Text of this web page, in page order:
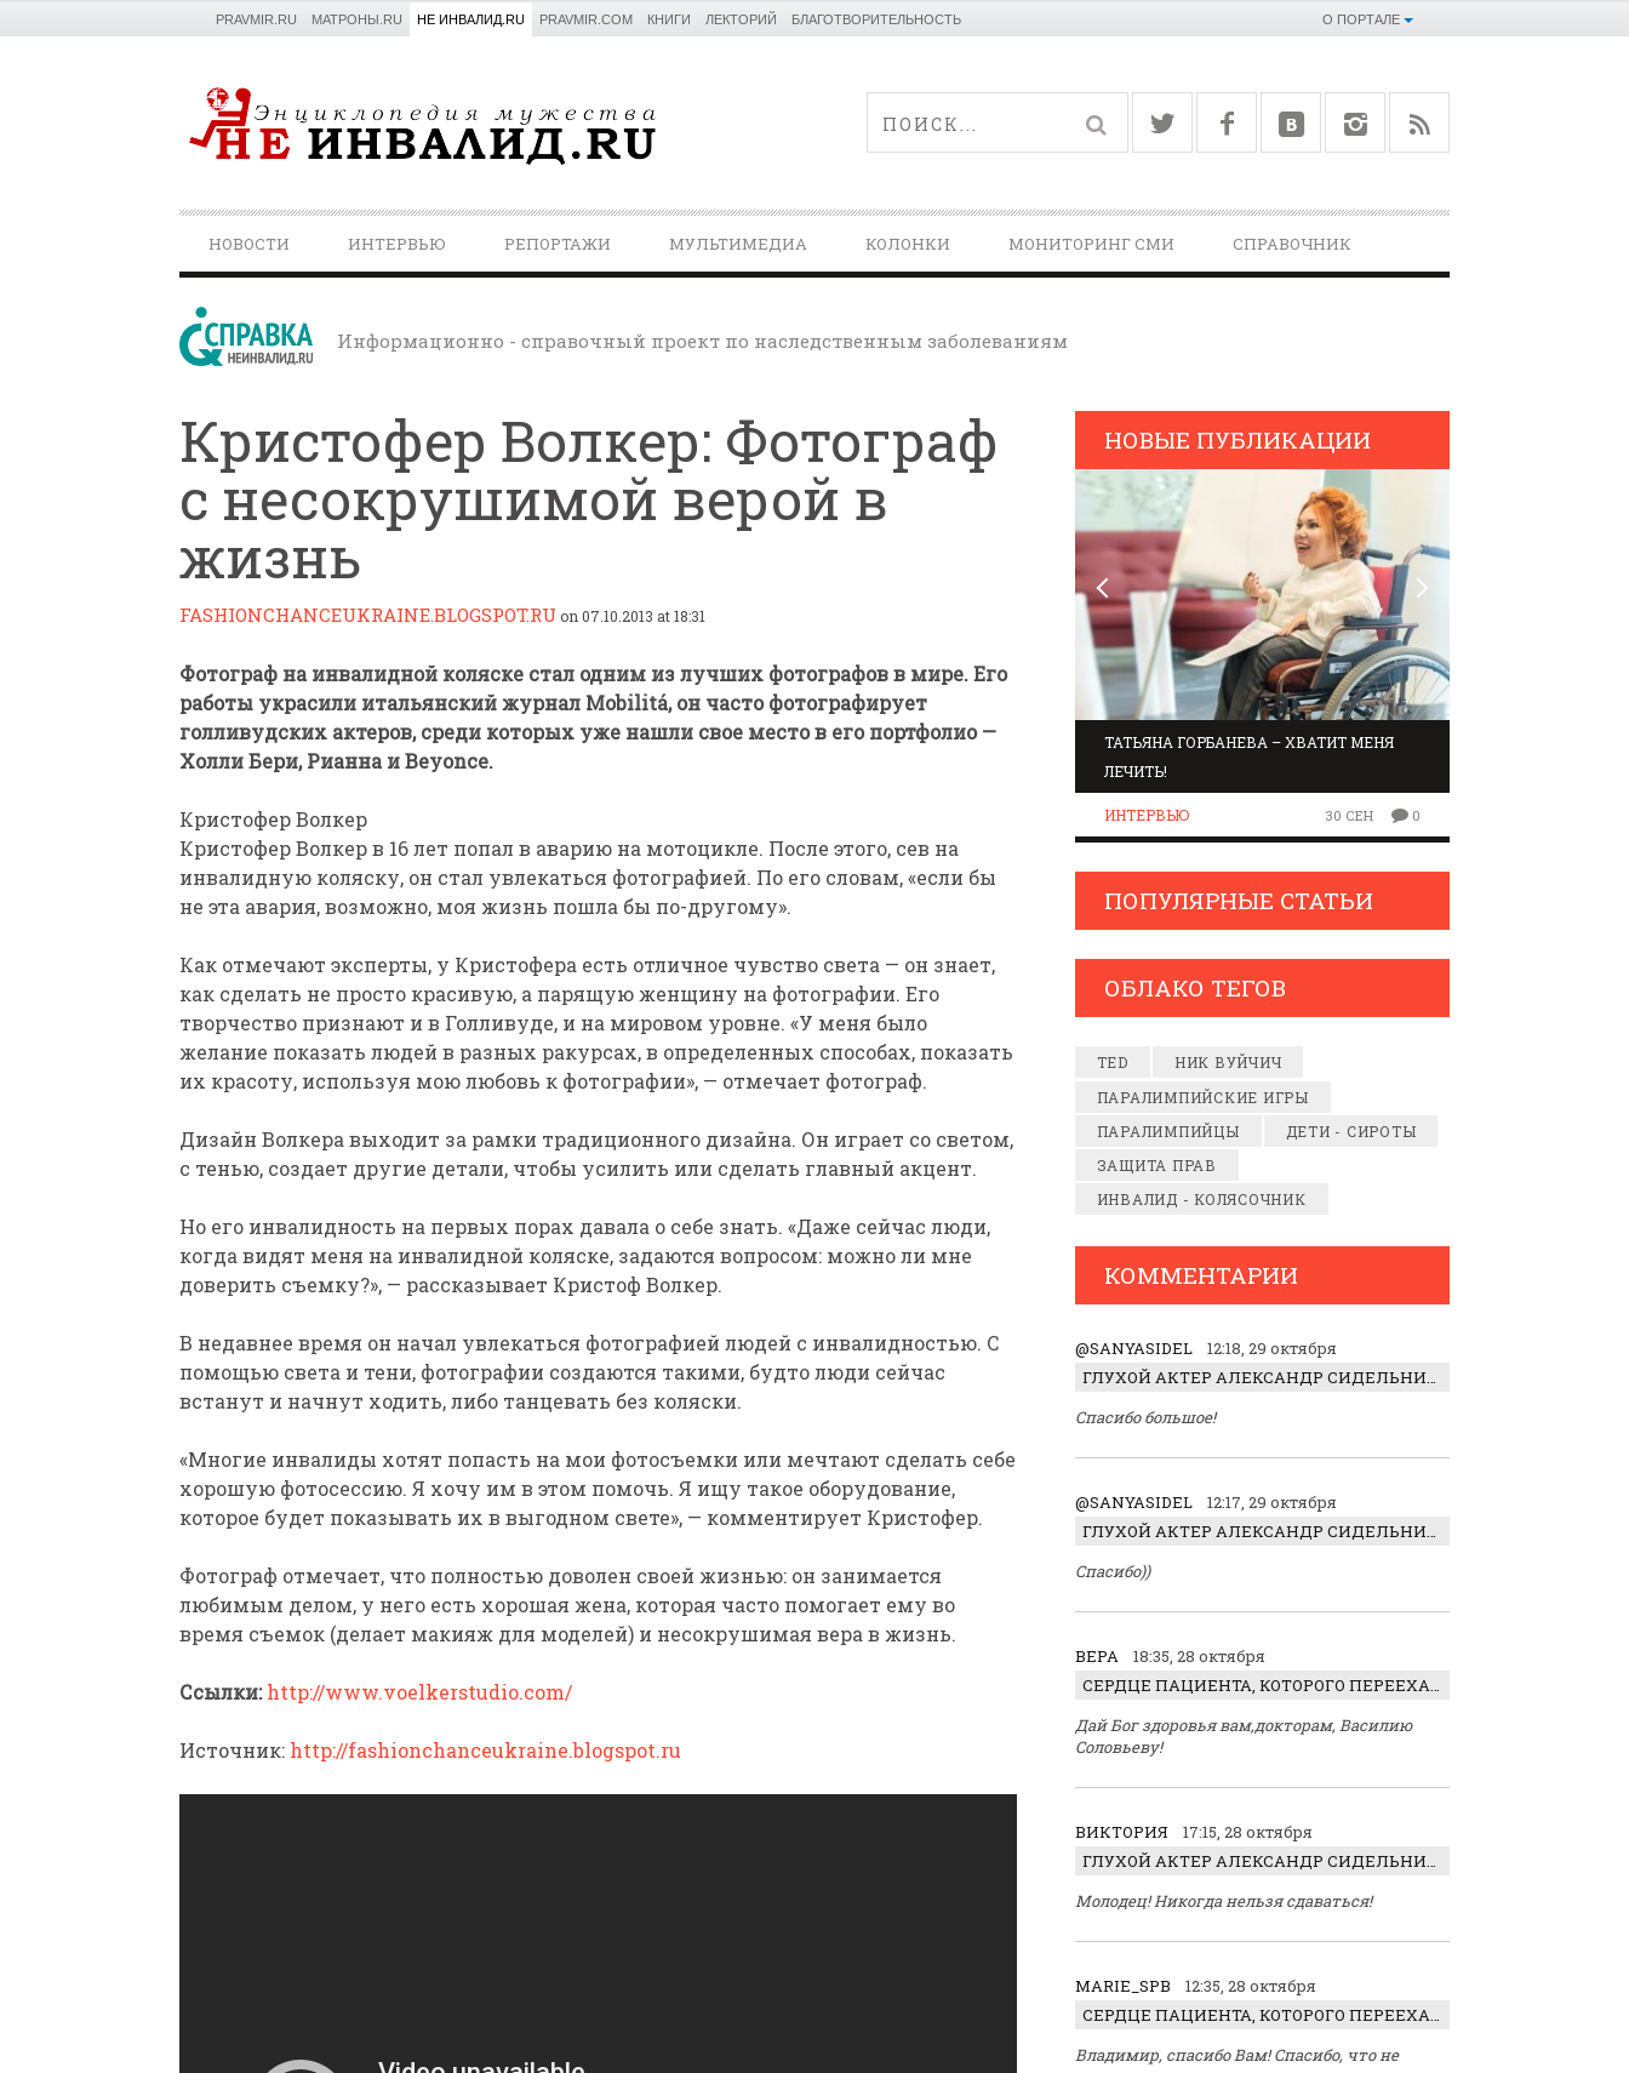
О ПОРТАЛЕ
PRAVMIR.RU МАТРОНЫ.RU НЕ ИНВАЛИД.RU PRAVMIR.COM КНИГИ ЛЕКТОРИЙ БЛАГОТВОРИТЕЛЬНОСТЬ
NAVIGATION
НОВОСТИ ИНТЕРВЬЮ РЕПОРТАЖИ МУЛЬТИМЕДИА КОЛОНКИ МОНИТОРИНГ СМИ СПРАВОЧНИК­
Информационно - справочный проект по наследственным заболеваниям
Кристофер Волкер: Фотограф
с несокрушимой верой в
жизнь
FASHIONCHANCEUKRAINE.BLOGSPOT.RU on 07.10.2013 at 18:31
Фотограф на инвалидной коляске стал одним из лучших фотографов в мире. Его
работы украсили итальянский журнал Mobilitá, он часто фотографирует
голливудских актеров, среди которых уже нашли свое место в его портфолио —
Холли Бери, Рианна и Beyonce.
Кристофер Волкер
Кристофер Волкер в 16 лет попал в аварию на мотоцикле. После этого, сев на
инвалидную коляску, он стал увлекаться фотографией. По его словам, «если бы
не эта авария, возможно, моя жизнь пошла бы по-другому».
Как отмечают эксперты, у Кристофера есть отличное чувство света — он знает,
как сделать не просто красивую, а парящую женщину на фотографии. Его
творчество признают и в Голливуде, и на мировом уровне. «У меня было
желание показать людей в разных ракурсах, в определенных способах, показать
их красоту, используя мою любовь к фотографии», — отмечает фотограф.
Дизайн Волкера выходит за рамки традиционного дизайна. Он играет со светом,
с тенью, создает другие детали, чтобы усилить или сделать главный акцент.
Но его инвалидность на первых порах давала о себе знать. «Даже сейчас люди,
когда видят меня на инвалидной коляске, задаются вопросом: можно ли мне
доверить съемку?», — рассказывает Кристоф Волкер.
В недавнее время он начал увлекаться фотографией людей с инвалидностью. С
помощью света и тени, фотографии создаются такими, будто люди сейчас
встанут и начнут ходить, либо танцевать без коляски.
«Многие инвалиды хотят попасть на мои фотосъемки или мечтают сделать себе
хорошую фотосессию. Я хочу им в этом помочь. Я ищу такое оборудование,
которое будет показывать их в выгодном свете», — комментирует Кристофер.
Фотограф отмечает, что полностью доволен своей жизнью: он занимается
любимым делом, у него есть хорошая жена, которая часто помогает ему во
время съемок (делает макияж для моделей) и несокрушимая вера в жизнь.
Ссылки: http://www.voelkerstudio.com/
Источник: http://fashionchanceukraine.blogspot.ru
НОВЫЕ ПУБЛИКАЦИИ
ТАТЬЯНА ГОРБАНЕВА – ХВАТИТ МЕНЯ
ЛЕЧИТЬ!
ИНТЕРВЬЮ 30 СЕН 0
ИНЖЕНЕР С ТВОРЧЕСКИМИ АМБИЦИЯМИ.
ИСКУССТВО 31 АВГ
ПАРАЛИМПИЙСКАЯ ЧЕМПИОНКА ПО
БИАТЛОНУ И ЛЫЖНЫМ ГОНКАМ ИЗ
БЕЗ НОГ 12 СЕН 0
ПОПУЛЯРНЫЕ СТАТЬИ
ОБЛАКО ТЕГОВ
TED
НИК ВУЙЧИЧ
ПАРАЛИМПИЙСКИЕ ИГРЫ
ПАРАЛИМПИЙЦЫ
ДЕТИ - СИРОТЫ
ЗАЩИТА ПРАВ
ИНВАЛИД - КОЛЯСОЧНИК
КОММЕНТАРИИ
@SANYASIDEL
12:18, 29 октября
ГЛУХОЙ АКТЕР АЛЕКСАНДР СИДЕЛЬНИКОВ: «С НАСЛАЖДЕНИЕМ ИГРАЛ ОТРИЦАТЕЛЬНОГО ГЕРОЯ!»
Спасибо большое!
@SANYASIDEL
12:17, 29 октября
ГЛУХОЙ АКТЕР АЛЕКСАНДР СИДЕЛЬНИКОВ: «С НАСЛАЖДЕНИЕМ ИГРАЛ ОТРИЦАТЕЛЬНОГО ГЕРОЯ!»
Спасибо))
ВЕРА
18:35, 28 октября
СЕРДЦЕ ПАЦИЕНТА, КОТОРОГО ПЕРЕЕХАЛ ТРАКТОР, ОБНАРУЖИЛИ… В ЖИВОТЕ
Дай Бог здоровья вам,докторам, Василию
Соловьеву!
ВИКТОРИЯ
17:15, 28 октября
ГЛУХОЙ АКТЕР АЛЕКСАНДР СИДЕЛЬНИКОВ: «С НАСЛАЖДЕНИЕМ ИГРАЛ ОТРИЦАТЕЛЬНОГО ГЕРОЯ!»
Молодец! Никогда нельзя сдаваться!
MARIE_SPB
12:35, 28 октября
СЕРДЦЕ ПАЦИЕНТА, КОТОРОГО ПЕРЕЕХАЛ ТРАКТОР, ОБНАРУЖИЛИ… В ЖИВОТЕ
Владимир, спасибо Вам! Спасибо, что не